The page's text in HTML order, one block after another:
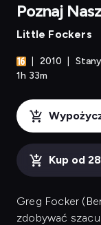
Poznaj
Little Fockers
2010
1h 33m
Kup od
Greg Focker
zdobywać